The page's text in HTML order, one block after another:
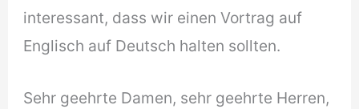
interessant, dass wir einen Vortrag auf
Englisch auf Deutsch halten sollten.
Sehr geehrte Damen, sehr geehrte Herren,